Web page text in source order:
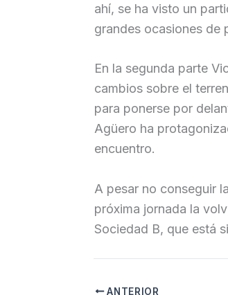
ahí, se ha visto un
grandes ocasiones de
En la segunda parte
cambios sobre el
para ponerse por
Agüero ha
encuentro.
A pesar no conseguir
próxima jornada la
Sociedad B, que está
ANTERIOR